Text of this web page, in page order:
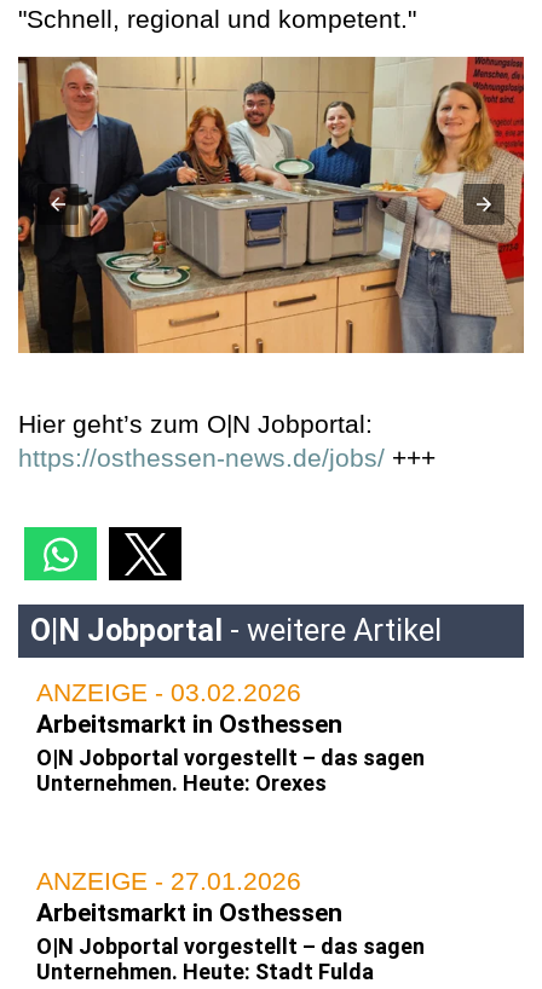
"Schnell, regional und kompetent."
Hier geht’s zum O|N Jobportal:
https://osthessen-news.de/jobs/ +++
O|N Jobportal - weitere Artikel
ANZEIGE - 03.02.2026
Arbeitsmarkt in Osthessen
O|N Jobportal vorgestellt – das sagen
Unternehmen. Heute: Orexes
ANZEIGE - 27.01.2026
Arbeitsmarkt in Osthessen
O|N Jobportal vorgestellt – das sagen
Unternehmen. Heute: Stadt Fulda